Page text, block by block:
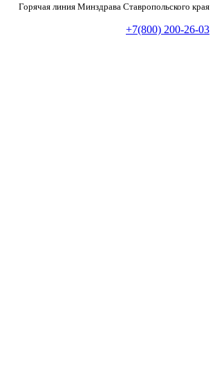
Горячая линия Минздрава Ставропольского края
+7(800) 200-26-03